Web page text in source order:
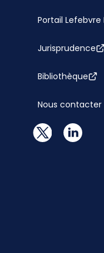
Portail Lefebvre
Jurisprudence
Bibliothèque
Nous contacter